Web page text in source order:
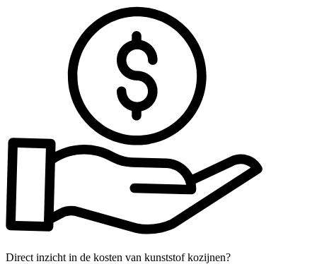
Direct inzicht in de kosten van kunststof kozijnen?